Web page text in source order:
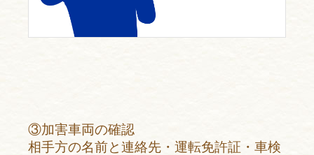
③加害車両の確認
相手方の名前と連絡先・運転免許証・車検